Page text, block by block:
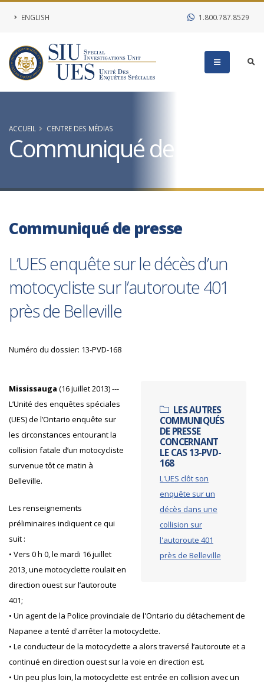
ENGLISH 1.800.787.8529
ACCUEIL CENTRE DES MÉDIAS
Communiqué de presse
Communiqué de presse
L’UES enquête sur le décès d’un
motocycliste sur l’autoroute 401
près de Belleville
Numéro du dossier: 13-PVD-168
LES AUTRES
COMMUNIQUÉS
DE PRESSE
CONCERNANT
LE CAS 13-PVD-
168
L'UES clôt son
enquête sur un
décès dans une
collision sur
l'autoroute 401
près de Belleville
Mississauga (16 juillet 2013) ---
L’Unité des enquêtes spéciales
(UES) de l’Ontario enquête sur
les circonstances entourant la
collision fatale d’un motocycliste
survenue tôt ce matin à
Belleville.
Les renseignements
préliminaires indiquent ce qui
suit :
• Vers 0 h 0, le mardi 16 juillet
2013, une motocyclette roulait en
direction ouest sur l’autoroute
401;
• Un agent de la Police provinciale de l'Ontario du détachement de
Napanee a tenté d'arrêter la motocyclette.
• Le conducteur de la motocyclette a alors traversé l’autoroute et a
continué en direction ouest sur la voie en direction est.
• Un peu plus loin, la motocyclette est entrée en collision avec un